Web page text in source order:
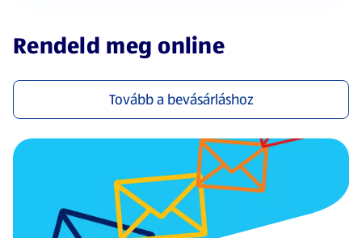
Rendeld meg online
Tovább a bevásárláshoz
(új oldalon nyílik meg)